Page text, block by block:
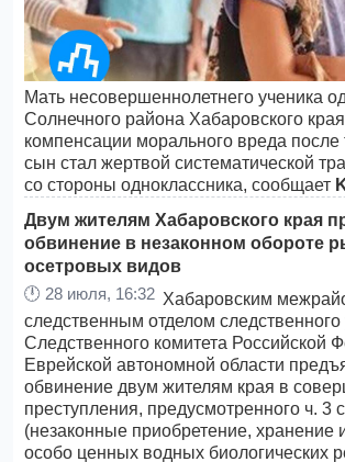
Мать несовершеннолетнего ученика
Солнечного района Хабаровского
компенсации морального вреда после
сын стал жертвой систематической
со стороны одноклассника, сообщает
Двум жителям Хабаровского края
обвинение в незаконном обороте
осетровых видов
🕛 28 июля, 16:32 Хабаровским
следственным отделом
Следственного комитета Российской
Еврейской автономной области
обвинение двум жителям края в
преступления, предусмотренного ч. 3
(незаконные приобретение, хранение
особо ценных водных биологических